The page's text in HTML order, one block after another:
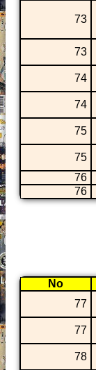
73
73
74
74
75
75
76
76
No
77
77
78